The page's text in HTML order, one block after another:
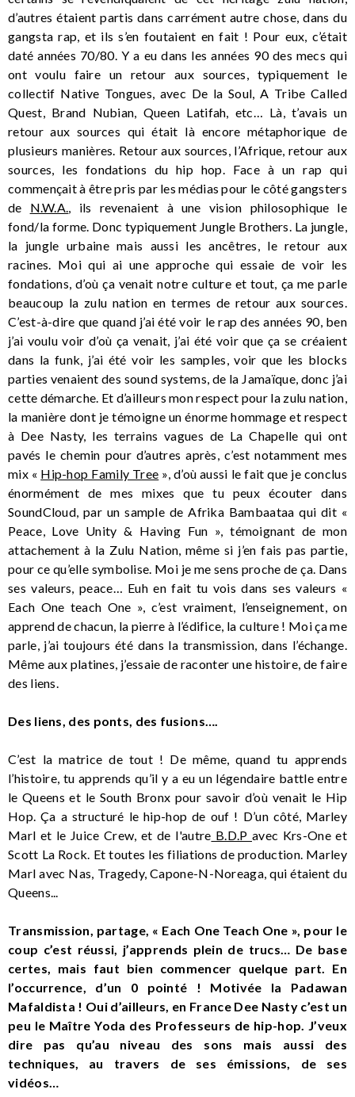
d’autres étaient partis dans carrément autre chose, dans du
gangsta rap, et ils s’en foutaient en fait ! Pour eux, c’était
daté années 70/80. Y a eu dans les années 90 des mecs qui
ont voulu faire un retour aux sources, typiquement le
collectif Native Tongues, avec De la Soul, A Tribe Called
Quest, Brand Nubian, Queen Latifah, etc… Là, t’avais un
retour aux sources qui était là encore métaphorique de
plusieurs manières. Retour aux sources, l’Afrique, retour aux
sources, les fondations du hip hop. Face à un rap qui
commençait à être pris par les médias pour le côté gangsters
de N.W.A., ils revenaient à une vision philosophique le
fond/la forme. Donc typiquement Jungle Brothers. La jungle,
la jungle urbaine mais aussi les ancêtres, le retour aux
racines. Moi qui ai une approche qui essaie de voir les
fondations, d’où ça venait notre culture et tout, ça me parle
beaucoup la zulu nation en termes de retour aux sources.
C’est-à-dire que quand j’ai été voir le rap des années 90, ben
j’ai voulu voir d’où ça venait, j’ai été voir que ça se créaient
dans la funk, j’ai été voir les samples, voir que les blocks
parties venaient des sound systems, de la Jamaïque, donc j’ai
cette démarche. Et d’ailleurs mon respect pour la zulu nation,
la manière dont je témoigne un énorme hommage et respect
à Dee Nasty, les terrains vagues de La Chapelle qui ont
pavés le chemin pour d’autres après, c’est notamment mes
mix « Hip-hop Family Tree », d’où aussi le fait que je conclus
énormément de mes mixes que tu peux écouter dans
SoundCloud, par un sample de Afrika Bambaataa qui dit «
Peace, Love Unity & Having Fun », témoignant de mon
attachement à la Zulu Nation, même si j’en fais pas partie,
pour ce qu’elle symbolise. Moi je me sens proche de ça. Dans
ses valeurs, peace… Euh en fait tu vois dans ses valeurs «
Each One teach One », c’est vraiment, l’enseignement, on
apprend de chacun, la pierre à l’édifice, la culture ! Moi ça me
parle, j’ai toujours été dans la transmission, dans l’échange.
Même aux platines, j’essaie de raconter une histoire, de faire
des liens.
Des liens, des ponts, des fusions….
C’est la matrice de tout ! De même, quand tu apprends
l’histoire, tu apprends qu’il y a eu un légendaire battle entre
le Queens et le South Bronx pour savoir d’où venait le Hip
Hop. Ça a structuré le hip-hop de ouf ! D’un côté, Marley
Marl et le Juice Crew, et de l'autre B.D.Pavec Krs-One et
Scott La Rock. Et toutes les filiations de production. Marley
Marl avec Nas, Tragedy, Capone-N-Noreaga, qui étaient du
Queens...
Transmission, partage, « Each One Teach One », pour le
coup c’est réussi, j’apprends plein de trucs… De base
certes, mais faut bien commencer quelque part. En
l’occurrence, d’un 0 pointé ! Motivée la Padawan
Mafaldista ! Oui d’ailleurs, en France Dee Nasty c’est un
peu le Maître Yoda des Professeurs de hip-hop. J’veux
dire pas qu’au niveau des sons mais aussi des
techniques, au travers de ses émissions, de ses
vidéos…